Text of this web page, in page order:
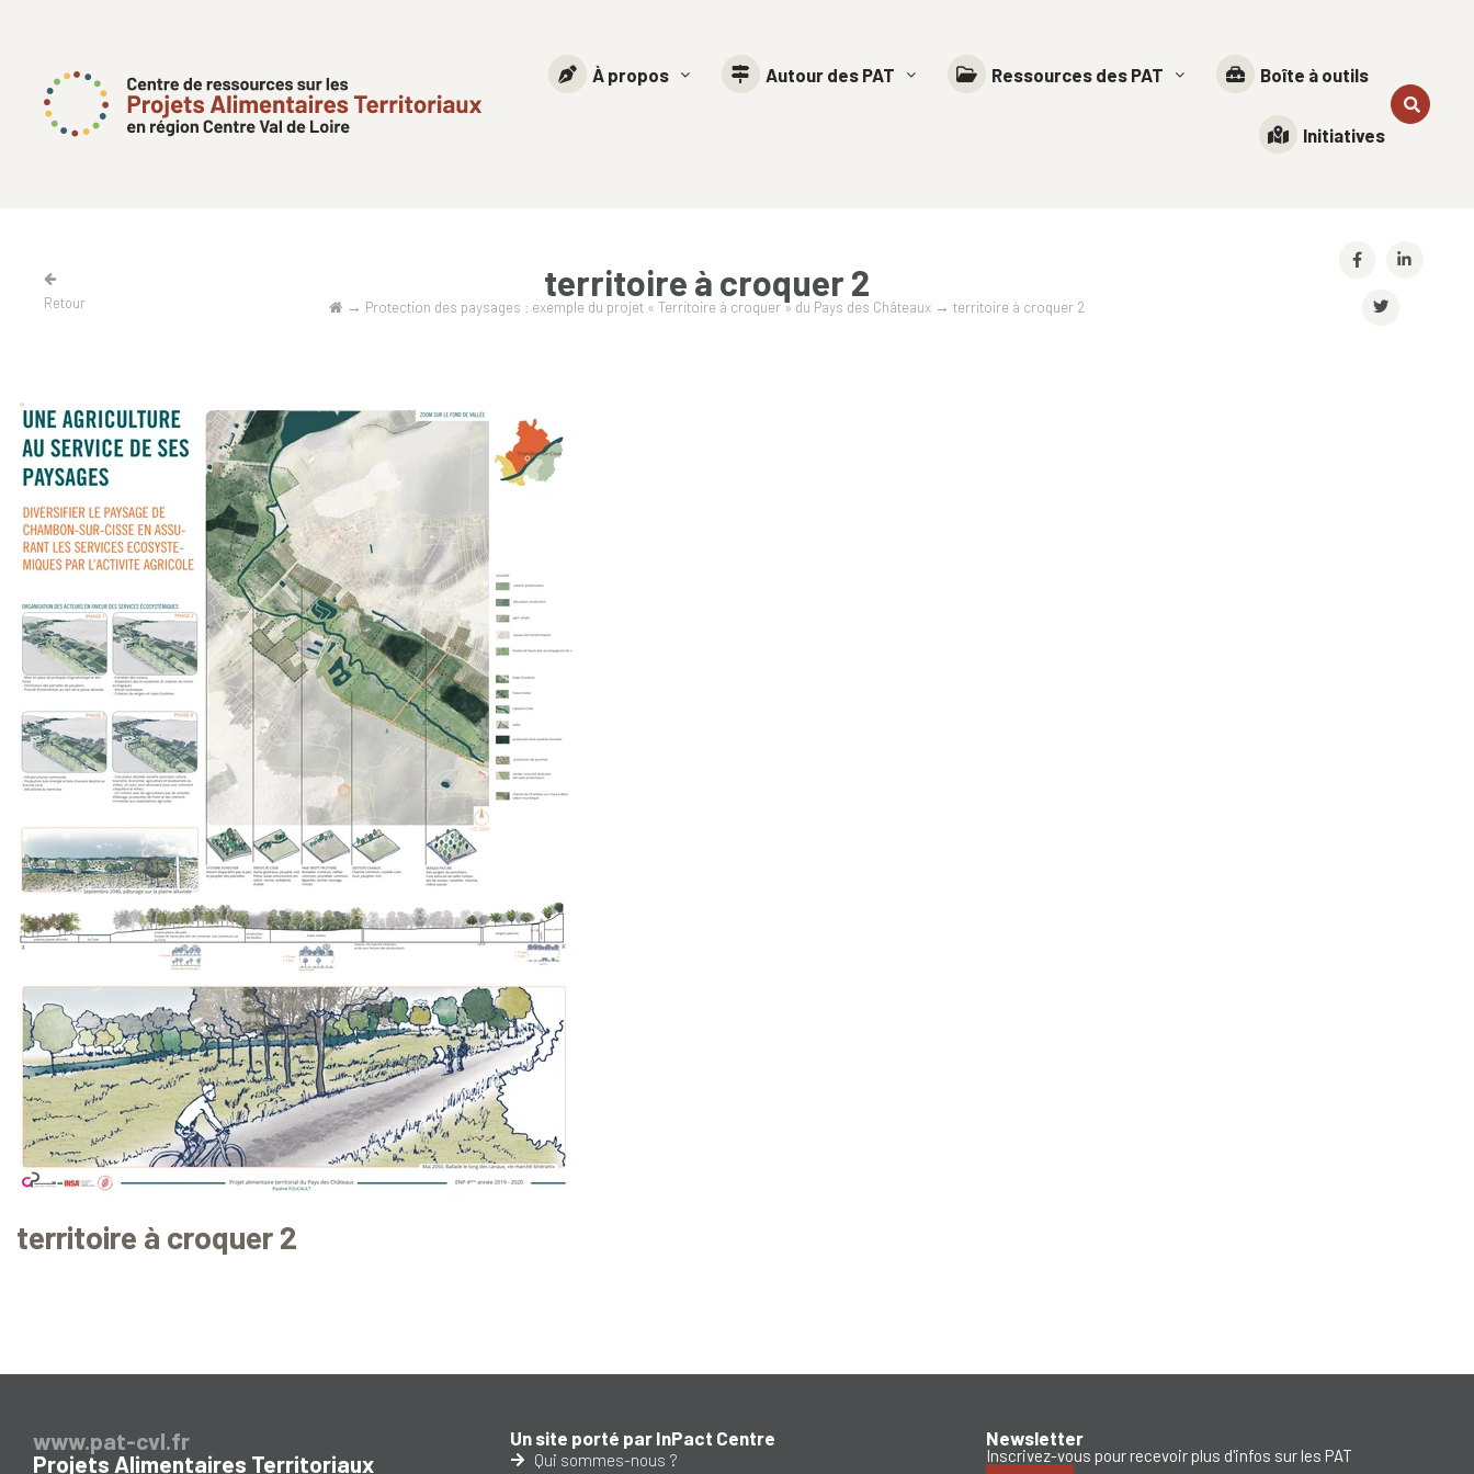
À propos Autour des PAT Ressources des PAT Boîte à outils
Initiatives
Retour territoire à croquer 2
→ Protection des paysages : exemple du projet « Territoire à croquer » du Pays des Châteaux →territoire à croquer 2
territoire à croquer 2
www.pat-cvl.fr
Projets Alimentaires Territoriaux
Un site porté par InPact Centre
Qui sommes-nous ?
Newsletter
Inscrivez-vous pour recevoir plus d'infos sur les PAT